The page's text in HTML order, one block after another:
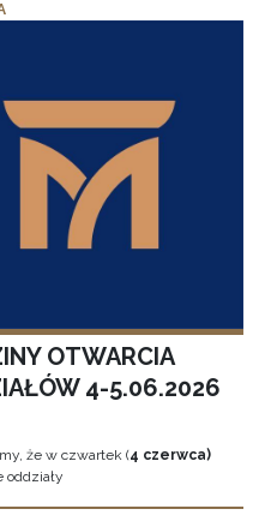
OTWARCIA
4-5.06.2026
że w czwartek (4 czerwca)